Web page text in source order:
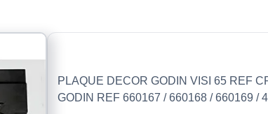
PLAQUE DECOR GODIN VISI 65 REF
GODIN REF 660167 / 660168 / 660169 /